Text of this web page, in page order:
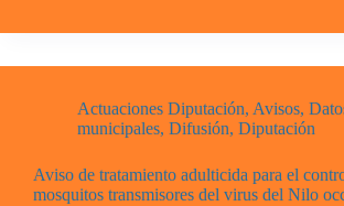
Actuaciones Diputación, Avisos,
municipales, Difusión, Diputación
Aviso de tratamiento adulticida para el
mosquitos transmisores del virus del Nilo